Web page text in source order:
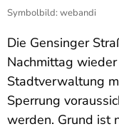
Symbolbild: webandi
Die Gensinger
Nachmittag
Stadtverwaltung
Sperrung
werden. Grund ist